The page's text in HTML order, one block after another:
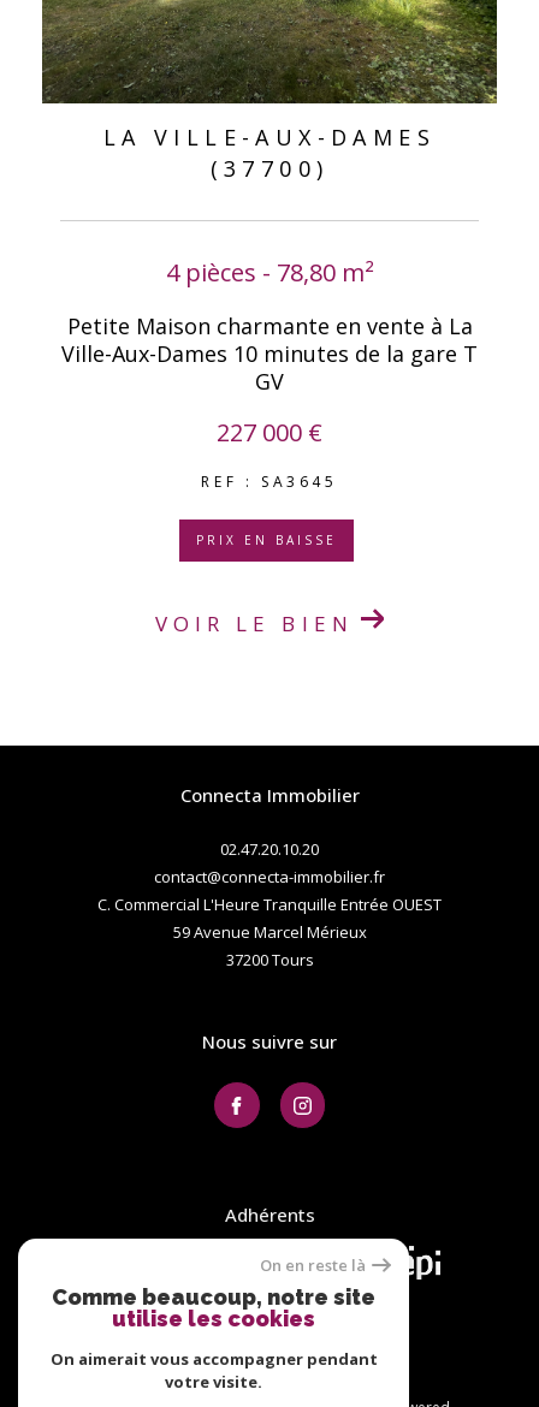
LA VILLE-AUX-DAMES
(37700)
4 pièces - 78,80 m²
Petite Maison charmante en vente à La
Ville-Aux-Dames 10 minutes de la gare T
GV
227 000 €
REF : SA3645
PRIX EN BAISSE
VOIR LE BIEN
Connecta Immobilier
02.47.20.10.20
contact@connecta-immobilier.fr
C. Commercial L'Heure Tranquille Entrée OUEST
59 Avenue Marcel Mérieux
37200 tours
Nous suivre sur
Adhérents
On en reste là
Comme beaucoup, notre site
utilise les cookies
On aimerait vous accompagner pendant
votre visite.